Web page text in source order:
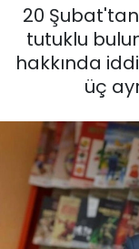
20
tutuklu
hakkında
üç
Son
Haber